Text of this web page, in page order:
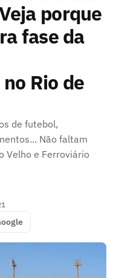
porque
fase da
Rio de
de futebol,
Não faltam
Velho e Ferroviário